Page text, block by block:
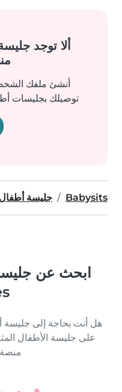
ألا توجد
أنشئ ملفك
توصيلك بجليسات
Babysits جليسة أطفال
ابحث عن
على جليسة الأطفال
منصة Babysits.